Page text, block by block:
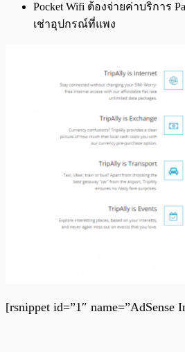
Pocket Wifi ต้องจ่ายค่าบริการ
เช่าอุปกรณ์ที่แพง
[rsnippet id=”1″ name=”AdSense